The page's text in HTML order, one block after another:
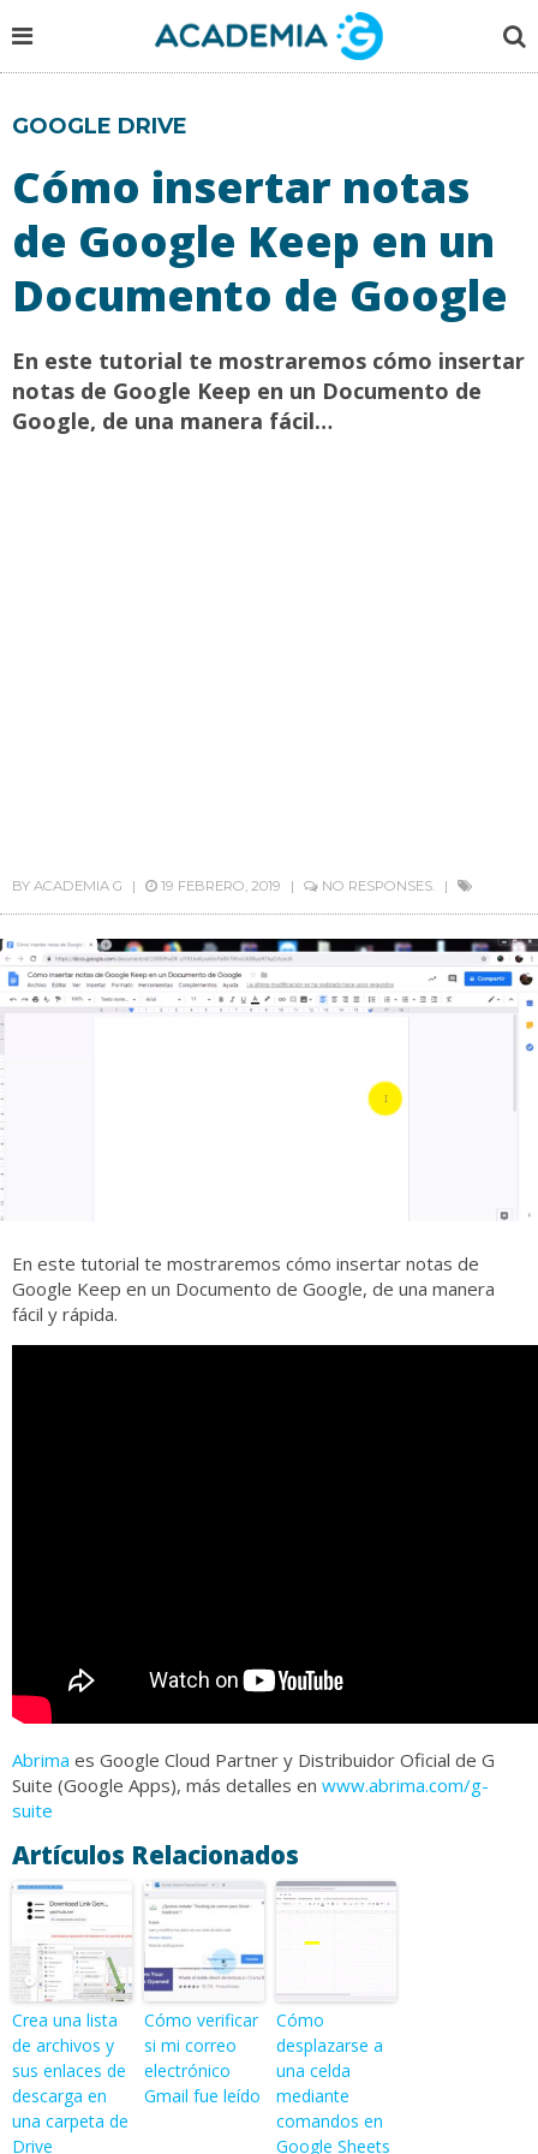
GOOGLE DRIVE
Cómo insertar notas
de Google Keep en un
Documento de Google
En este tutorial te mostraremos cómo insertar
notas de Google Keep en un Documento de
Google, de una manera fácil…
BY ACADEMIA G 19 FEBRERO, 2019 NO RESPONSES.
En este tutorial te mostraremos cómo insertar notas de
Google Keep en un Documento de Google, de una manera
fácil y rápida.
Abrima es Google Cloud Partner y Distribuidor Oficial de G
Suite (Google Apps), más detalles en www.abrima.com/g-
suite
Artículos Relacionados
Crea una lista
de archivos y
sus enlaces de
descarga en
una carpeta de
Drive
Cómo verificar
si mi correo
electrónico
Gmail fue leído
Cómo
desplazarse a
una celda
mediante
comandos en
Google Sheets